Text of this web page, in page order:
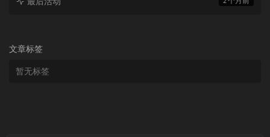
文章标签
暂无标签